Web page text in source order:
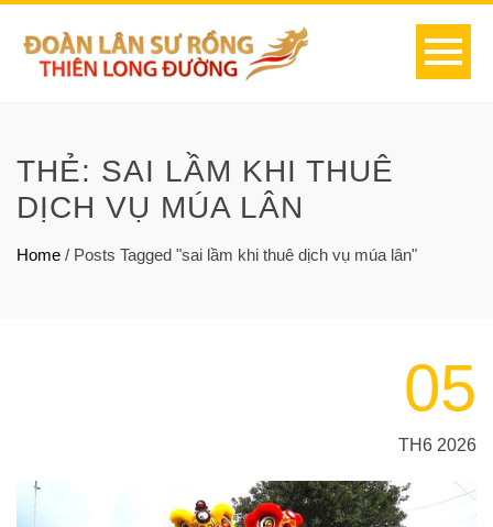
THẺ: SAI LẦM KHI THUÊ
DỊCH VỤ MÚA LÂN
Home / Posts Tagged "sai lầm khi thuê dịch vụ múa lân"
05
TH6 2026